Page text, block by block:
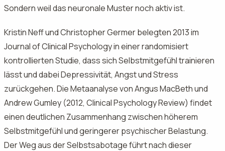
Sondern weil das neuronale Muster noch aktiv ist.
Kristin Neff und Christopher Germer belegten 2013 im
Journal of Clinical Psychology in einer randomisiert
kontrollierten Studie, dass sich Selbstmitgefühl trainieren
lässt und dabei Depressivität, Angst und Stress
zurückgehen. Die Metaanalyse von Angus MacBeth und
Andrew Gumley (2012, Clinical Psychology Review) findet
einen deutlichen Zusammenhang zwischen höherem
Selbstmitgefühl und geringerer psychischer Belastung.
Der Weg aus der Selbstsabotage führt nach dieser